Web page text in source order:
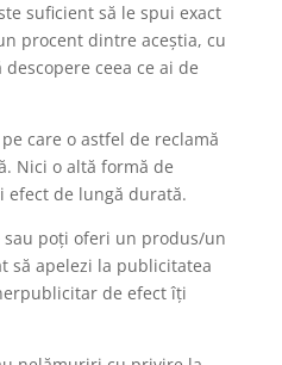
suficient să le spui exact
procent dintre aceștia, cu
ceea ce ai de
care o astfel de reclamă
Nici o altă formă de
efect de lungă durată.
sau poți oferi un produs/un
să apelezi la publicitatea
de efect îți